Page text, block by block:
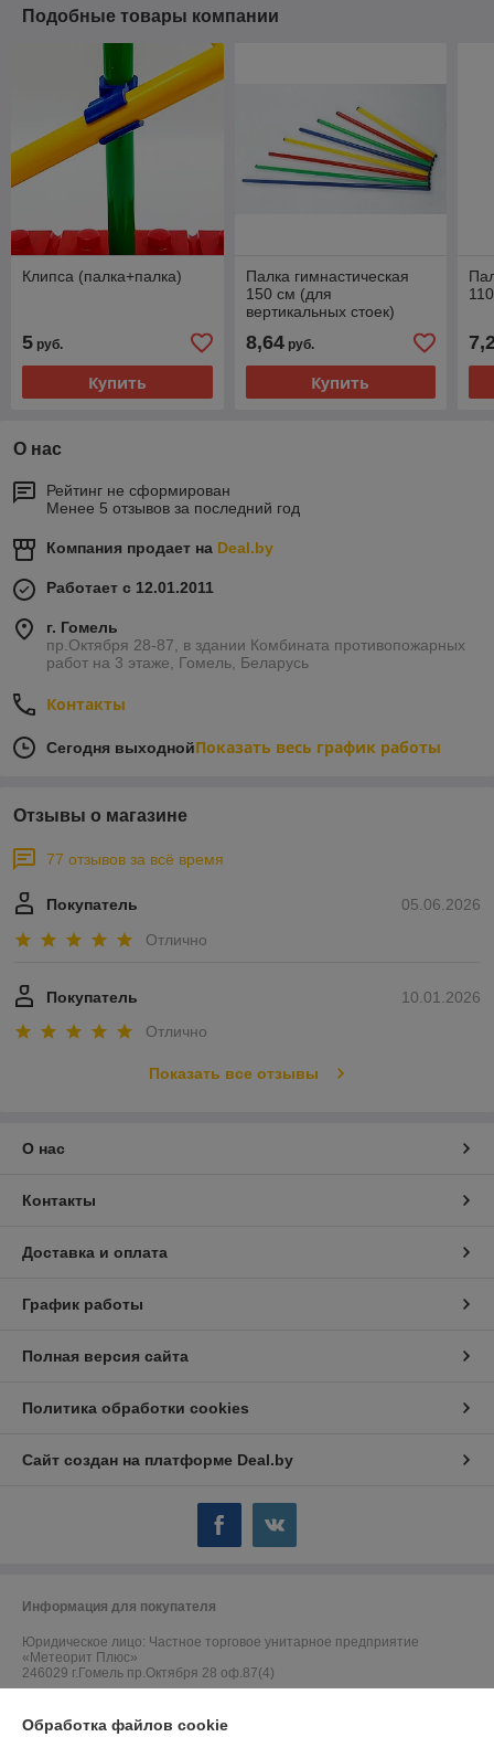
Подобные товары компании
Клипса (палка+палка)
5 руб.
Купить
Палка гимнастическая
150 см (для
вертикальных стоек)
8,64руб.
Купить
О нас
Рейтинг не сформирован
Менее 5 отзывов за последний год
Компания продает на Deal.by
Работает с 12.01.2011
г. Гомель
пр.Октября 28-87, в здании Комбината противопожарных
работ на 3 этаже, Гомель, Беларусь
Контакты
Сегодня выходнойПоказать весь график работы
Отзывы о магазине
77 отзывов за всё время
05.06.2026
Покупатель
Отлично
10.01.2026
Покупатель
Отлично
Показать все отзывы
О нас
Контакты
Доставка и оплата
График работы
Полная версия сайта
Политика обработки cookies
Сайт создан на платформе Deal.by
Информация для покупателя
Юридическое лицо: Частное торговое унитарное предприятие
«Метеорит Плюс»
246029 г.Гомель пр.Октября 28 оф.87(4)
Обработка файлов cookie